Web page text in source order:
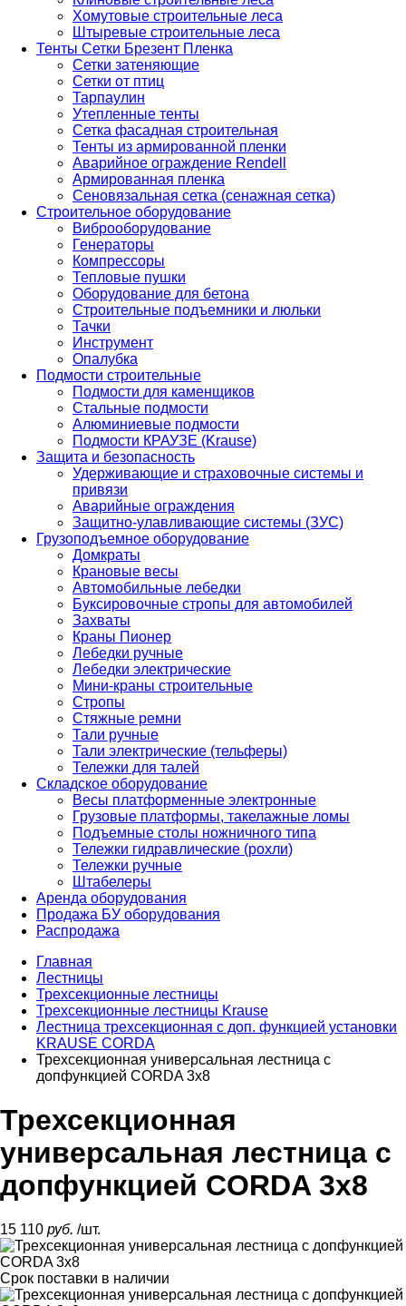
Хомутовые строительные леса
Штыревые строительные леса
Тенты Сетки Брезент Пленка
Сетки затеняющие
Сетки от птиц
Тарпаулин
Утепленные тенты
Сетка фасадная строительная
Тенты из армированной пленки
Аварийное ограждение Rendell
Армированная пленка
Сеновязальная сетка (сенажная сетка)
Строительное оборудование
Виброоборудование
Генераторы
Компрессоры
Тепловые пушки
Оборудование для бетона
Строительные подъемники и люльки
Тачки
Инструмент
Опалубка
Подмости строительные
Подмости для каменщиков
Стальные подмости
Алюминиевые подмости
Подмости КРАУЗЕ (Krause)
Защита и безопасность
Удерживающие и страховочные системы и
привязи
Аварийные ограждения
Защитно-улавливающие системы (ЗУС)
Грузоподъемное оборудование
Домкраты
Крановые весы
Автомобильные лебедки
Буксировочные стропы для автомобилей
Захваты
Краны Пионер
Лебедки ручные
Лебедки электрические
Мини-краны строительные
Стропы
Стяжные ремни
Тали ручные
Тали электрические (тельферы)
Тележки для талей
Складское оборудование
Весы платформенные электронные
Грузовые платформы, такелажные ломы
Подъемные столы ножничного типа
Тележки гидравлические (рохли)
Тележки ручные
Штабелеры
Аренда оборудования
Продажа БУ оборудования
Распродажа
Главная
Лестницы
Трехсекционные лестницы
Трехсекционные лестницы Krause
Лестница трехсекционная c доп. функцией установки
KRAUSE CORDA
Трехсекционная универсальная лестница с
допфункцией CORDA 3х8
Трехсекционная
универсальная лестница с
допфункцией CORDA 3х8
15 110 руб. /шт.
Срок поставки в наличии